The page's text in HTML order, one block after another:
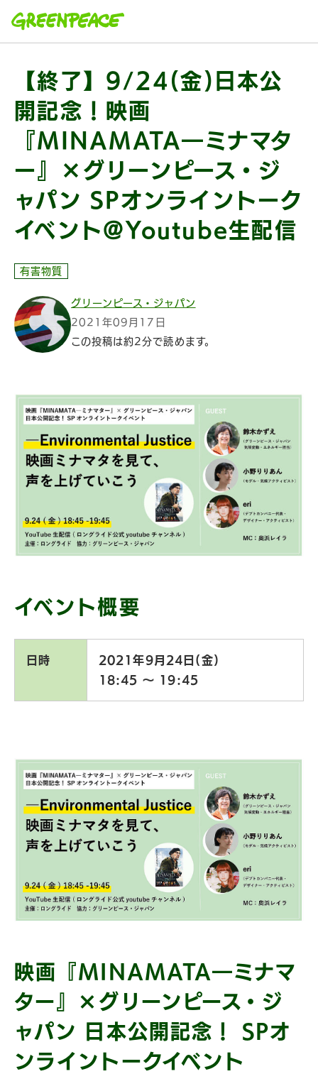
【終了】9/24(金)日本公
開記念！映画
『MINAMATA―ミナマタ
ー』×グリーンピース・ジ
ャパン SPオンライントーク
イベント@Youtube生配信
有害物質
グリーンピース・ジャパン
2021年09月17日
この投稿は約2分で読めます。
イベント概要
日時
2021年9月24日(金)
18:45 〜 19:45
映画『MINAMATA―ミナマ
ター』×グリーンピース・ジ
ャパン 日本公開記念！ SPオ
ンライントークイベント